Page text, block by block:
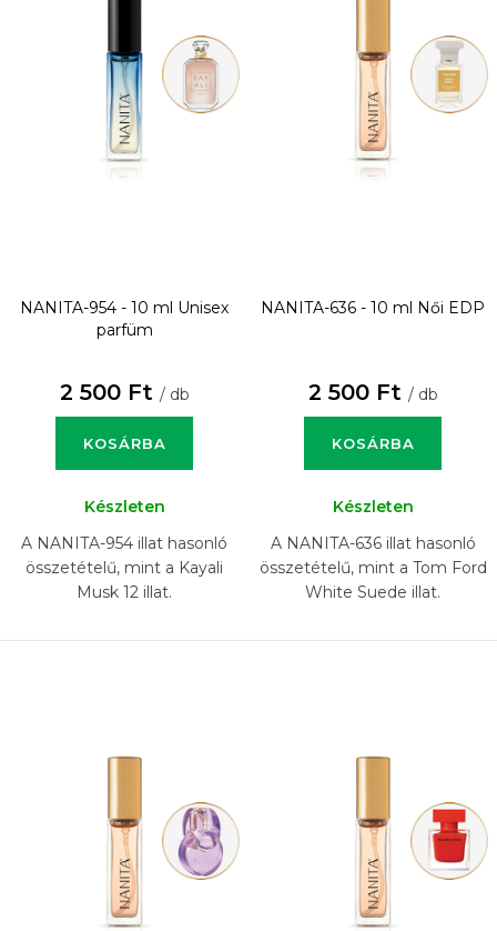
NANITA-954 - 10 ml Unisex
parfüm
2 500 Ft / db
KOSÁRBA
Készleten
A NANITA-954 illat hasonló
összetételű, mint a Kayali
Musk 12 illat.
NANITA-636 - 10 ml Női EDP
2 500 Ft / db
KOSÁRBA
Készleten
A NANITA-636 illat hasonló
összetételű, mint a Tom Ford
White Suede illat.